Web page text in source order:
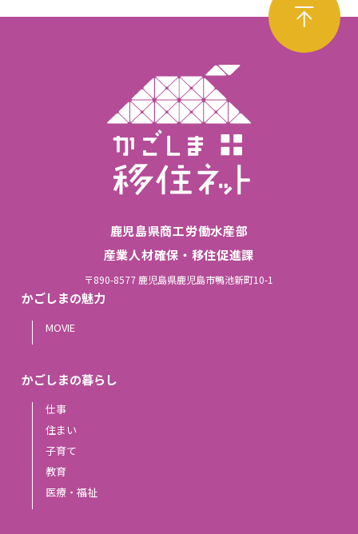
鹿児島県商工労働水産部
産業人材確保・移住促進課
〒890-8577 鹿児島県鹿児島市鴨池新町10-1
かごしまの魅力
MOVIE
かごしまの暮らし
仕事
住まい
子育て
教育
医療・福祉